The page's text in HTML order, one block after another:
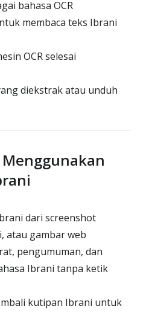
bahasa OCR
membaca teks Ibrani
OCR selesai
diekstrak atau unduh
dari screenshot
atau gambar web
pengumuman, dan
Ibrani tanpa ketik
kutipan Ibrani untuk